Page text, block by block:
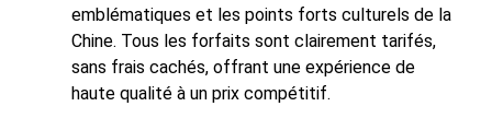
emblématiques et les points forts culturels de la
Chine. Tous les forfaits sont clairement tarifés,
sans frais cachés, offrant une expérience de
haute qualité à un prix compétitif.